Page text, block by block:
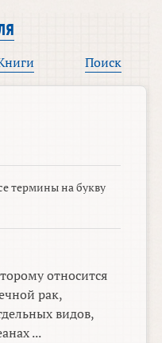
Поиск
термины на букву
относится
рак,
видов,
...